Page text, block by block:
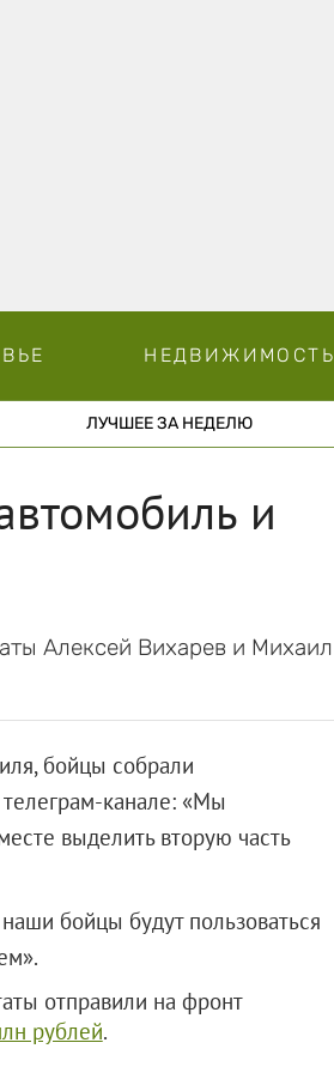
НЕДВИЖИМОСТЬ
ЛУЧШЕЕ ЗА НЕДЕЛЮ
и
Алексей Вихарев и Михаил
бойцы собрали
канале: «Мы
выделить вторую часть
бойцы будут пользоваться
отправили на фронт
рублей.